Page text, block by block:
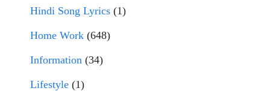
Hindi Song Lyrics (1)
Home Work (648)
Information (34)
Lifestyle (1)